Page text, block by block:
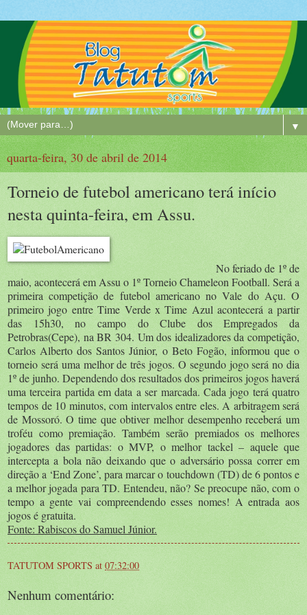
▼
quarta-feira, 30 de abril de 2014
Torneio de futebol americano terá início
nesta quinta-feira, em Assu.
No feriado de 1º de
maio, acontecerá em Assu o 1º Torneio Chameleon Football. Será a
primeira competição de futebol americano no Vale do Açu. O
primeiro jogo entre Time Verde x Time Azul acontecerá a partir
das 15h30, no campo do Clube dos Empregados da
Petrobras(Cepe), na BR 304. Um dos idealizadores da competição,
Carlos Alberto dos Santos Júnior, o Beto Fogão, informou que o
torneio será uma melhor de três jogos. O segundo jogo será no dia
1º de junho. Dependendo dos resultados dos primeiros jogos haverá
uma terceira partida em data a ser marcada. Cada jogo terá quatro
tempos de 10 minutos, com intervalos entre eles. A arbitragem será
de Mossoró. O time que obtiver melhor desempenho receberá um
troféu como premiação. Também serão premiados os melhores
jogadores das partidas: o MVP, o melhor tackel – aquele que
intercepta a bola não deixando que o adversário possa correr em
direção a ‘End Zone’, para marcar o touchdown (TD) de 6 pontos e
a melhor jogada para TD. Entendeu, não? Se preocupe não, com o
tempo a gente vai compreendendo esses nomes! A entrada aos
jogos é gratuita.
Fonte: Rabiscos do Samuel Júnior.
TATUTOM SPORTS at 07:32:00
Nenhum comentário: